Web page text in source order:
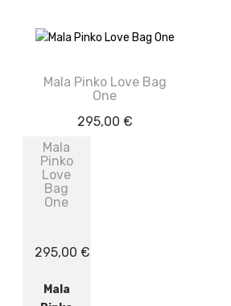
Mala Pinko Love Bag
One
295,00 €
Mala
Pinko
Love
Bag
One
295,00 €
Mala